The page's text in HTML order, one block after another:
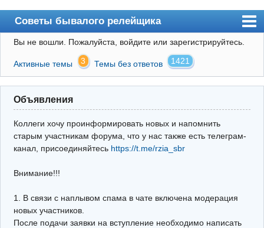
Советы бывалого релейщика
Форум
Правила
Поиск
Регистрация
Архив
Почта
Поиск релейщика
Видео РЗиА
Вы не вошли. Пожалуйста, войдите или зарегистрируйтесь.
Активные темы 3 Темы без ответов 1421
Объявления
Коллеги хочу проинформировать новых и напомнить
старым участникам форума, что у нас также есть телеграм-
канал, присоединяйтесь https://t.me/rzia_sbr
Внимание!!!
1. В связи с наплывом спама в чате включена модерация
новых участников.
После подачи заявки на вступление необходимо написать